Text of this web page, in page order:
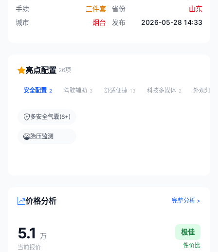
手续
三件套 省份
山东
城市
烟台 发布 2026-05-28 14:33
亮点配置 26项
安全配置 2 驾驶辅助 3 舒适便捷 13 科技多媒体 2 外观灯光
多安全气囊(6+)
胎压监测
价格分析 完整分析 >
5.1 万
当前报价
极佳
性价比